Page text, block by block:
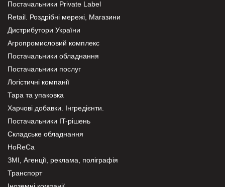
Постачальники Private Label
Retail. Роздрібні мережі, Магазини
Дистрибутори України
Агропромисловий комплекс
Постачальники обладнання
Постачальники послуг
Логістичні компанії
Тара та упаковка
Харчові добавки. Інгредієнти.
Постачальники IT-рішень
Складське обладнання
HoReCa
ЗМІ, Агенції, реклама, поліграфія
Транспорт